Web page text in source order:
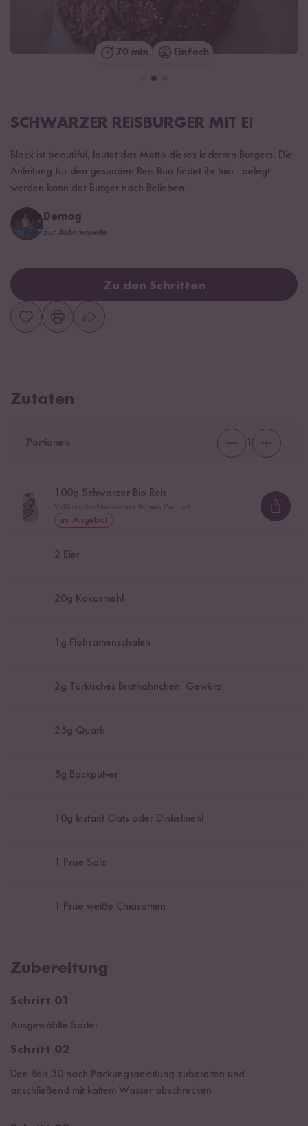
70 min Einfach
SCHWARZER REISBURGER MIT EI
Black ist beautiful, lautet das Motto dieses leckeren Burgers. Die
Anleitung für den gesunden Reis Bun findet ihr hier - belegt
werden kann der Burger nach Belieben.
Demog
zur Autorenseite
Zu den Schritten
Zutaten
Portionen
100g Schwarzer Bio Reis
im Angebot
2 Eier
20g Kokosmehl
1 g Flohsamenschalen
2g Türkisches Brathähnchen, Gewürz
25g Quark
5g Backpulver
10g Instant Oats oder Dinkelmehl
1 Prise Salz
1 Prise weiße Chiasamen
Zubereitung
Schritt 01
Ausgewählte Sorte:
Schritt 02
Den Reis 30 nach Packungsanleitung zubereiten und
anschließend mit kaltem Wasser abschrecken